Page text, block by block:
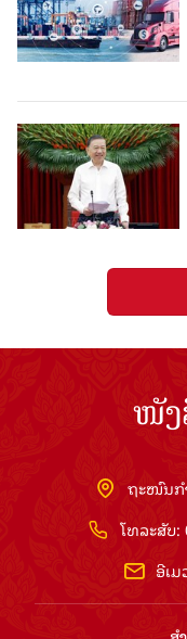
ໜັງ
ຖະໜົນກ
ໂທລະສັບ:
ອີເມ